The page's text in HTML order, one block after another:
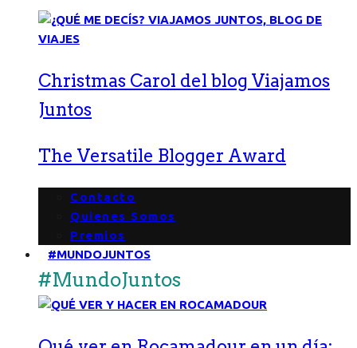
Christmas Carol del blog Viajamos
Juntos
The Versatile Blogger Award
Contacto
Quienes Somos
Premios
#MUNDOJUNTOS
#MundoJuntos